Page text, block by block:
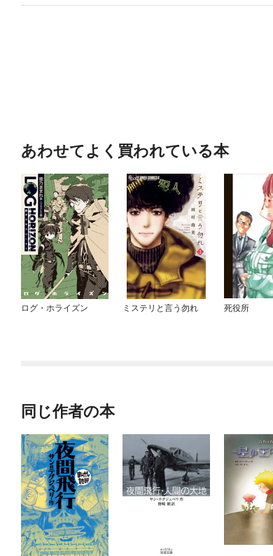
あわせてよく買われている本
ログ・ホライズン ミステリと言う勿れ 死役所
同じ作者の本